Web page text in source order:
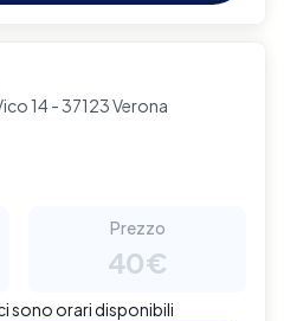
14 - 37123 Verona
Prezzo
40€
sono orari disponibili